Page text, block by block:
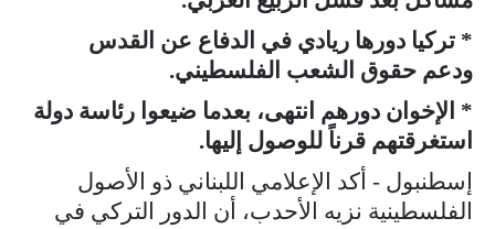
* تركيا دورها ريادي في الدفاع عن القدس
ودعم حقوق الشعب الفلسطيني.
* الإخوان دورهم انتهى، بعدما ضيعوا رئاسة دولة
استغرقتهم قرناً للوصول إليها.
إسطنبول - أكد الإعلامي اللبناني ذو الأصول
الفلسطينية نزيه الأحدب، أن الدور التركي في